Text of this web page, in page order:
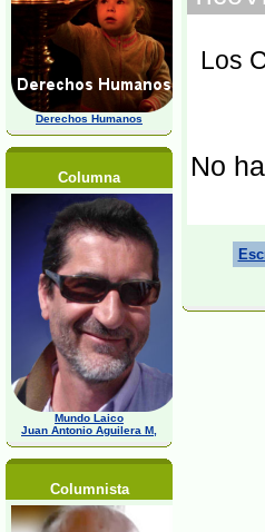
Derechos Humanos
Columna
Mundo Laico
Juan Antonio Aguilera M,
Columnista
Los
No